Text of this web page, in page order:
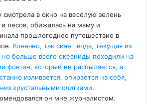
:
смотрела в окно на весёлую зелень
лесов, обижалась на маму и
прошлогоднее путешествие в
Конечно, так сияет вода, текущая из
но больше всего океаниды походили на
фонтан, который не распыляется, а
изливается, опирается на себя,
хрустальными слитками.
он мне журналистом.